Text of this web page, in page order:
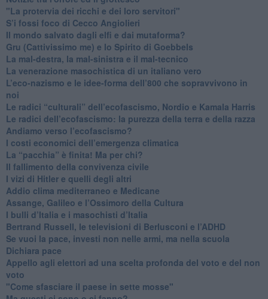
"La protervia dei ricchi e dei loro servitori"
S’i fossi foco di Cecco Angiolieri
​Il mondo salvato dagli elfi e dai mutaforma?
Gru (Cattivissimo me) e lo Spirito di Goebbels
​La mal-destra, la mal-sinistra e il mal-tecnico
​La venerazione masochistica di un italiano vero
​L’eco-nazismo e le idee-forma dell’800 che sopravvivono in
noi
​Le radici “culturali” dell’ecofascismo, Nordio e Kamala Harris
Le radici dell’ecofascismo: la purezza della terra e della razza
Andiamo verso l’ecofascismo?
I costi economici dell’emergenza climatica
​La “pacchia” è finita! Ma per chi?
​Il fallimento della convivenza civile
​I vizi di Hitler e quelli degli altri
Addio clima mediterraneo e Medicane
​Assange, Galileo e l’Ossimoro della Cultura
​I bulli d’Italia e i masochisti d’Italia
​Bertrand Russell, le televisioni di Berlusconi e l’ADHD
​Se vuoi la pace, investi non nelle armi, ma nella scuola
​Dichiara pace
​Appello agli elettori ad una scelta profonda del voto e del non
voto
"Come sfasciare il paese in sette mosse"